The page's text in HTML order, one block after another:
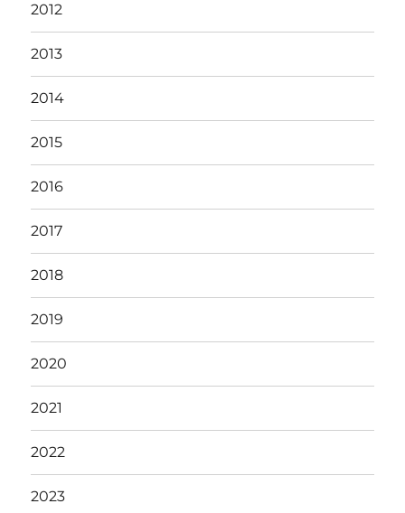
2012
2013
2014
2015
2016
2017
2018
2019
2020
2021
2022
2023